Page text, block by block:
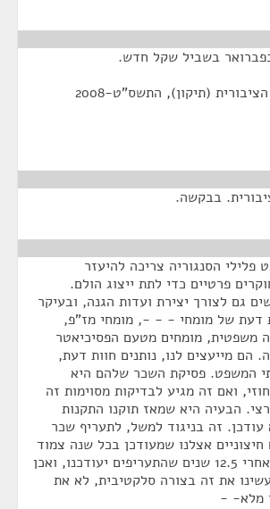
בשביל שקל חדש.
בבקשה.
פלילי הסנגוריה צריכה להיעזר
פרטיים כדי לתת ייצוג הולם.
גם לצורך יצירת ועדות הגנה, ובעיקר
דעת של מומחי - - -, מומחי מז"פ,
משפטית, מומחים מטעם הפסיכיאטר
הם מייעצים לנו, נותנים חוות דעת,
המשפט. פסיקת השכר שלהם היא
ואם זה מגיע לבדיקות מסוימות זה
הבעיה היא שמאז תוקנו התקנות
לא עודכן. זה בניגוד למשל, לתעריף שכר
אצלנו שמעודכן בכל שנה צמוד
למדד. לכן ביקשנו אחרי 12.5 שנים שהתעריפים יעודכנו, ואכן
את זה בצורה סלקטיבית, לא את
מלא- -